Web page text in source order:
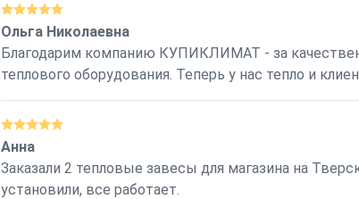
Ольга Николаевна
Благодарим компанию КУПИКЛИМАТ - за
теплового оборудования. Теперь у нас тепло и
Анна
Заказали 2 тепловые завесы для магазина на
установили, все работает.